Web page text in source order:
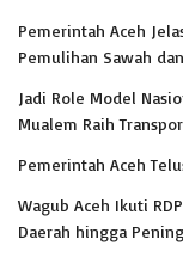
Pemerintah Aceh
Pemulihan Sawah
Jadi Role Model
Mualem Raih
Pemerintah Aceh
Wagub Aceh Ikuti
Daerah hingga